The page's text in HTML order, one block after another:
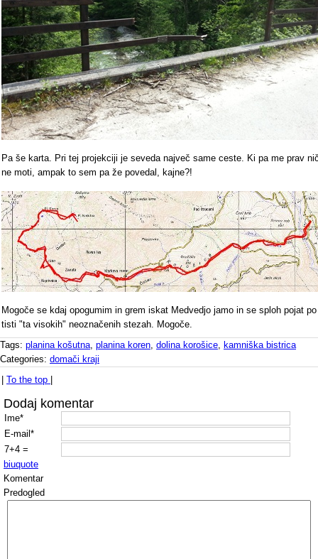
Pa še karta. Pri tej projekciji je seveda največ same ceste. Ki pa me prav
ne moti, ampak to sem pa že povedal, kajne?!
Mogoče se kdaj opogumim in grem iskat Medvedjo jamo in se sploh pojat po
tisti "ta visokih" neoznačenih stezah. Mogoče.
Tags: planina košutna, planina koren, dolina korošice, kamniška bistrica
Categories: domači kraji
To the top
Dodaj komentar
Ime*
E-mail*
7+4 =
biuquote
Komentar
Predogled